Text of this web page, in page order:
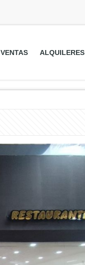
VENTAS ALQUILERES